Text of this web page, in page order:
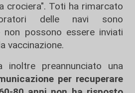
crociera". Toti ha rimarcato
delle navi sono
non possono essere inviati
vaccinazione.
inoltre preannunciato una
per recuperare